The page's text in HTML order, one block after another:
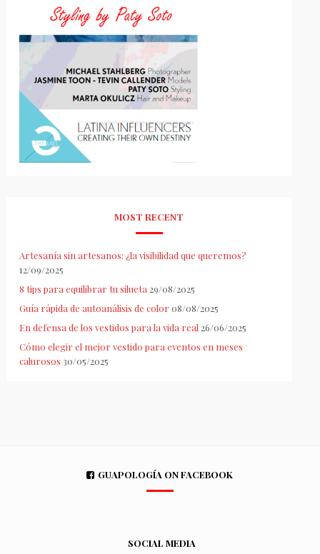
MOST RECENT
Artesanía sin artesanos: ¿la visibilidad que queremos?
12/09/2025
8 tips para equilibrar tu silueta 29/08/2025
Guía rápida de autoanálisis de color 08/08/2025
En defensa de los vestidos para la vida real 26/06/2025
Cómo elegir el mejor vestido para eventos en meses
calurosos 30/05/2025
GUAPOLOGÍA ON FACEBOOK
SOCIAL MEDIA